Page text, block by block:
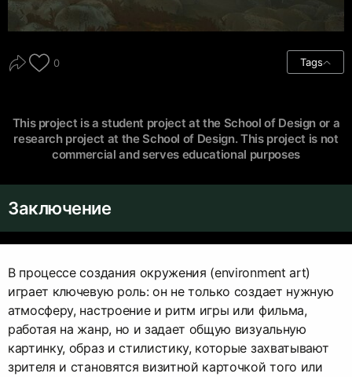
0 Tags
This project is a student project at the School of Design or a
research project at the School of Design. This project is not
commercial and serves educational purposes
Заключение
В процессе создания окружения (environment art)
играет ключевую роль: он не только создает нужную
атмосферу, настроение и ритм игры или фильма,
работая на жанр, но и задает общую визуальную
картинку, образ и стилистику, которые захватывают
зрителя и становятся визитной карточкой того или